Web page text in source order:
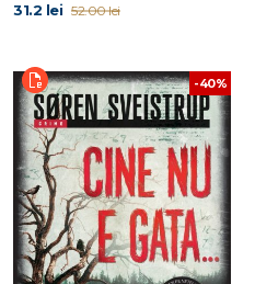
31.2 lei 52.00 lei
-40%